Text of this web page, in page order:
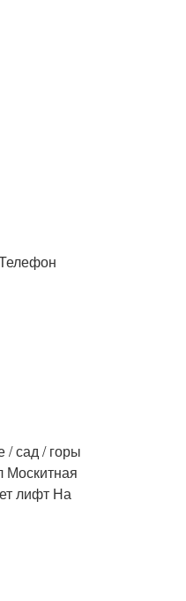
/ сад / горы
лифт На